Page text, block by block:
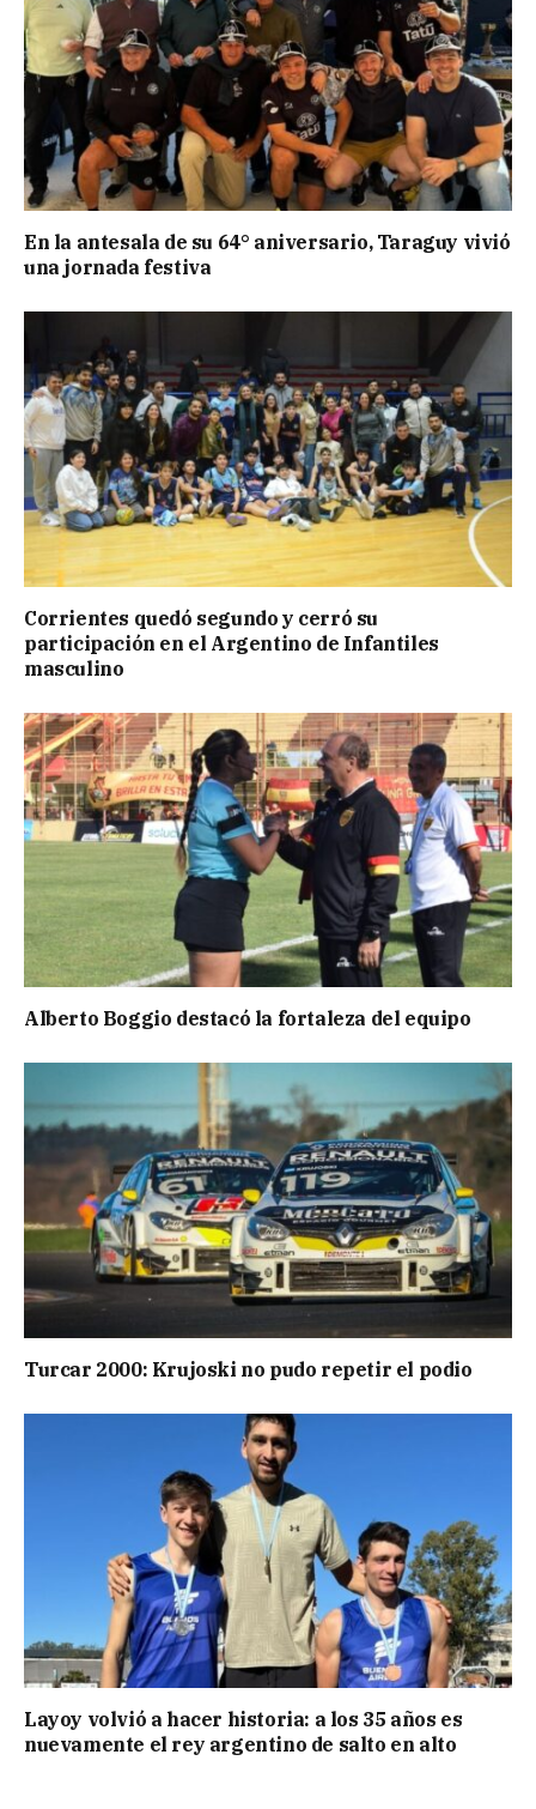
En la antesala de su 64° aniversario, Taraguy vivió
una jornada festiva
Corrientes quedó segundo y cerró su
participación en el Argentino de Infantiles
masculino
Alberto Boggio destacó la fortaleza del equipo
Turcar 2000: Krujoski no pudo repetir el podio
Layoy volvió a hacer historia: a los 35 años es
nuevamente el rey argentino de salto en alto